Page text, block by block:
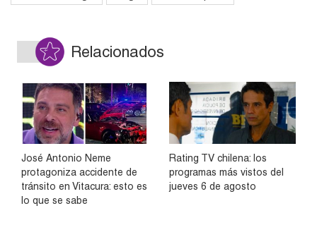
Relacionados
José Antonio Neme
protagoniza accidente de
tránsito en Vitacura: esto es
lo que se sabe
Rating TV chilena: los
programas más vistos del
jueves 6 de agosto